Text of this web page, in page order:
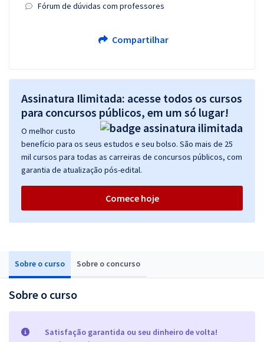
Sobre o curso Sobre o concurso
Sobre o curso
Satisfação garantida ou seu dinheiro de volta!
Fórum de dúvidas com professores
Compartilhar
Assinatura Ilimitada: acesse todos os cursos
para concursos públicos, em um só lugar!
O melhor custo
benefício para os seus estudos e seu bolso. São mais de 25
mil cursos para todas as carreiras de concursos públicos, com
garantia de atualização pós-edital.
Comece hoje